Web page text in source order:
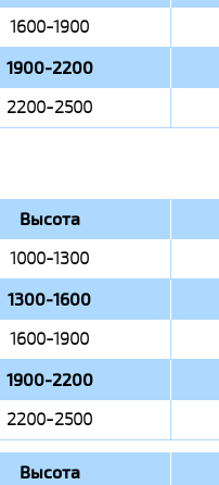
1600-1900
1900-2200
2200-2500
Высота
1000-1300
1300-1600
1600-1900
1900-2200
2200-2500
Высота